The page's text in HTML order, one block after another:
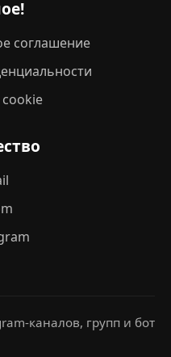
соглашение
каналов, групп и бот